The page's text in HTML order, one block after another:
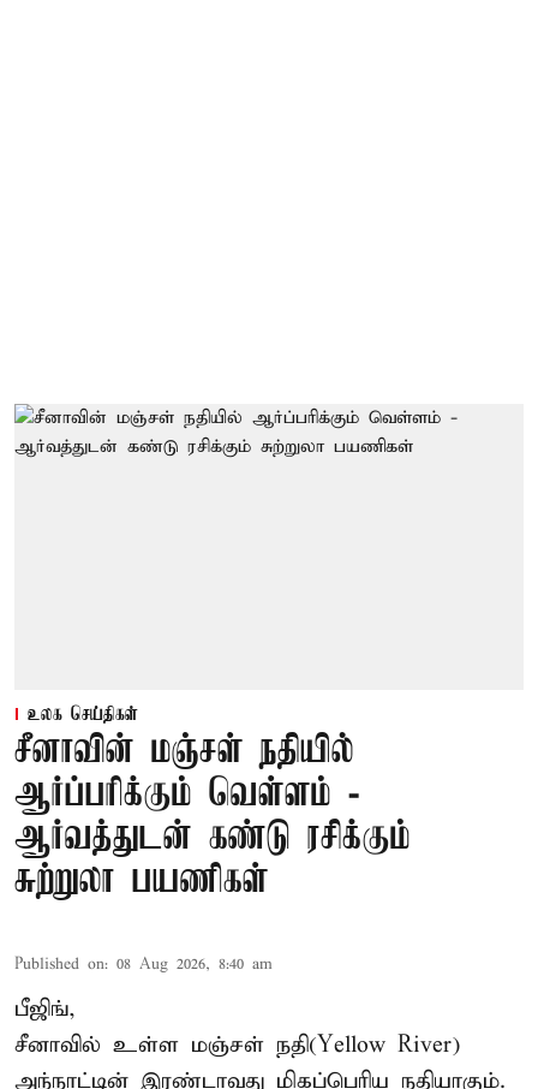
உலக செய்திகள்
சீனாவின் மஞ்சள் நதியில்
ஆர்ப்பரிக்கும் வெள்ளம் -
ஆர்வத்துடன் கண்டு ரசிக்கும்
சுற்றுலா பயணிகள்
Published on: 08 Aug 2026, 8:40 am
பீஜிங்,
சீனாவில் உள்ள மஞ்சள் நதி(Yellow River)
அந்நாட்டின் இரண்டாவது மிகப்பெரிய நதியாகும்.